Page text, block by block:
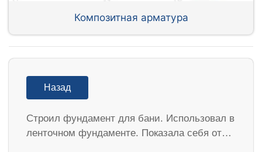
Композитная арматура
Назад
Строил фундамент для бани. Использовал в
ленточном фундаменте. Показала себя от…